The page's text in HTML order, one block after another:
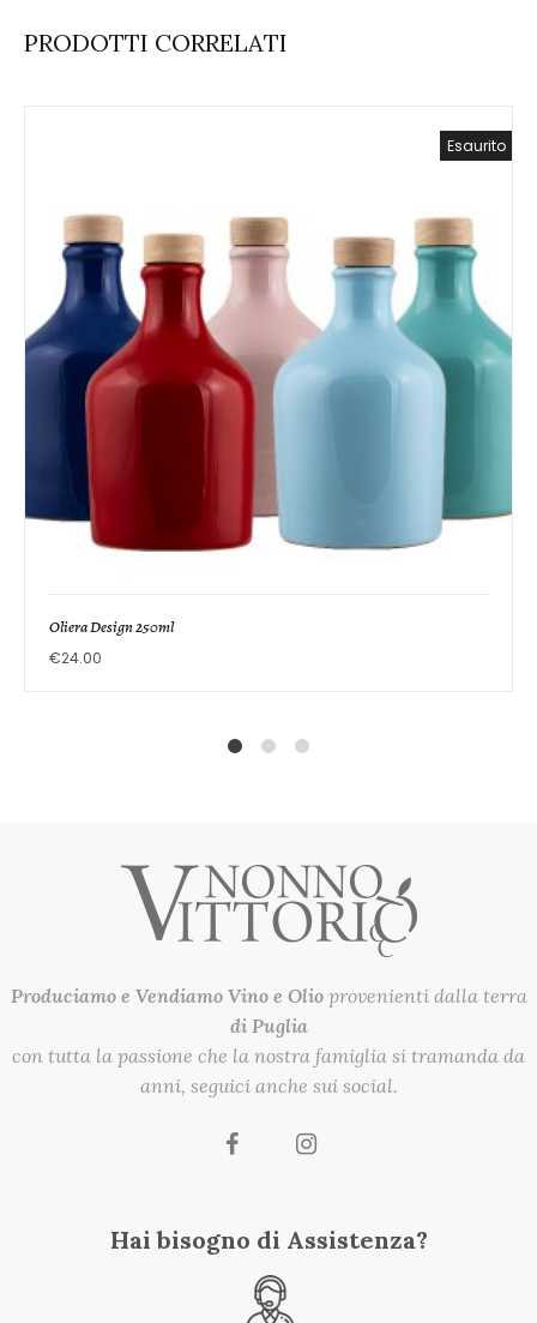
PRODOTTI CORRELATI
Esaurito
Oliera Design 250ml
€24.00
Produciamo e Vendiamo Vino e Olioprovenienti dalla terra
di Puglia
con tutta la passione che la nostra famiglia si tramanda da
anni, seguici anche sui social.
Hai bisogno di Assistenza?